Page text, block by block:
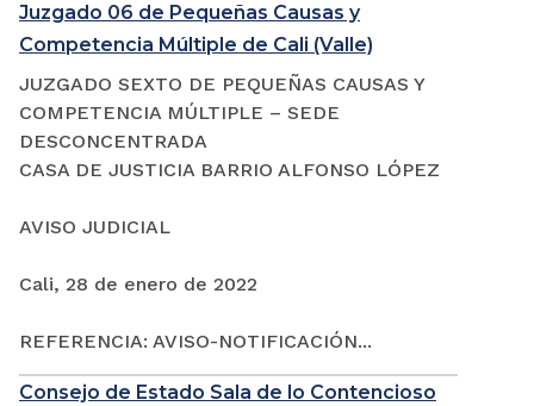
Juzgado 06 de Pequeñas Causas y
Competencia Múltiple de Cali (Valle)
JUZGADO SEXTO DE PEQUEÑAS CAUSAS Y
COMPETENCIA MÚLTIPLE – SEDE
DESCONCENTRADA
CASA DE JUSTICIA BARRIO ALFONSO LÓPEZ
AVISO JUDICIAL
Cali, 28 de enero de 2022
REFERENCIA: AVISO-NOTIFICACIÓN...
Consejo de Estado Sala de lo Contencioso